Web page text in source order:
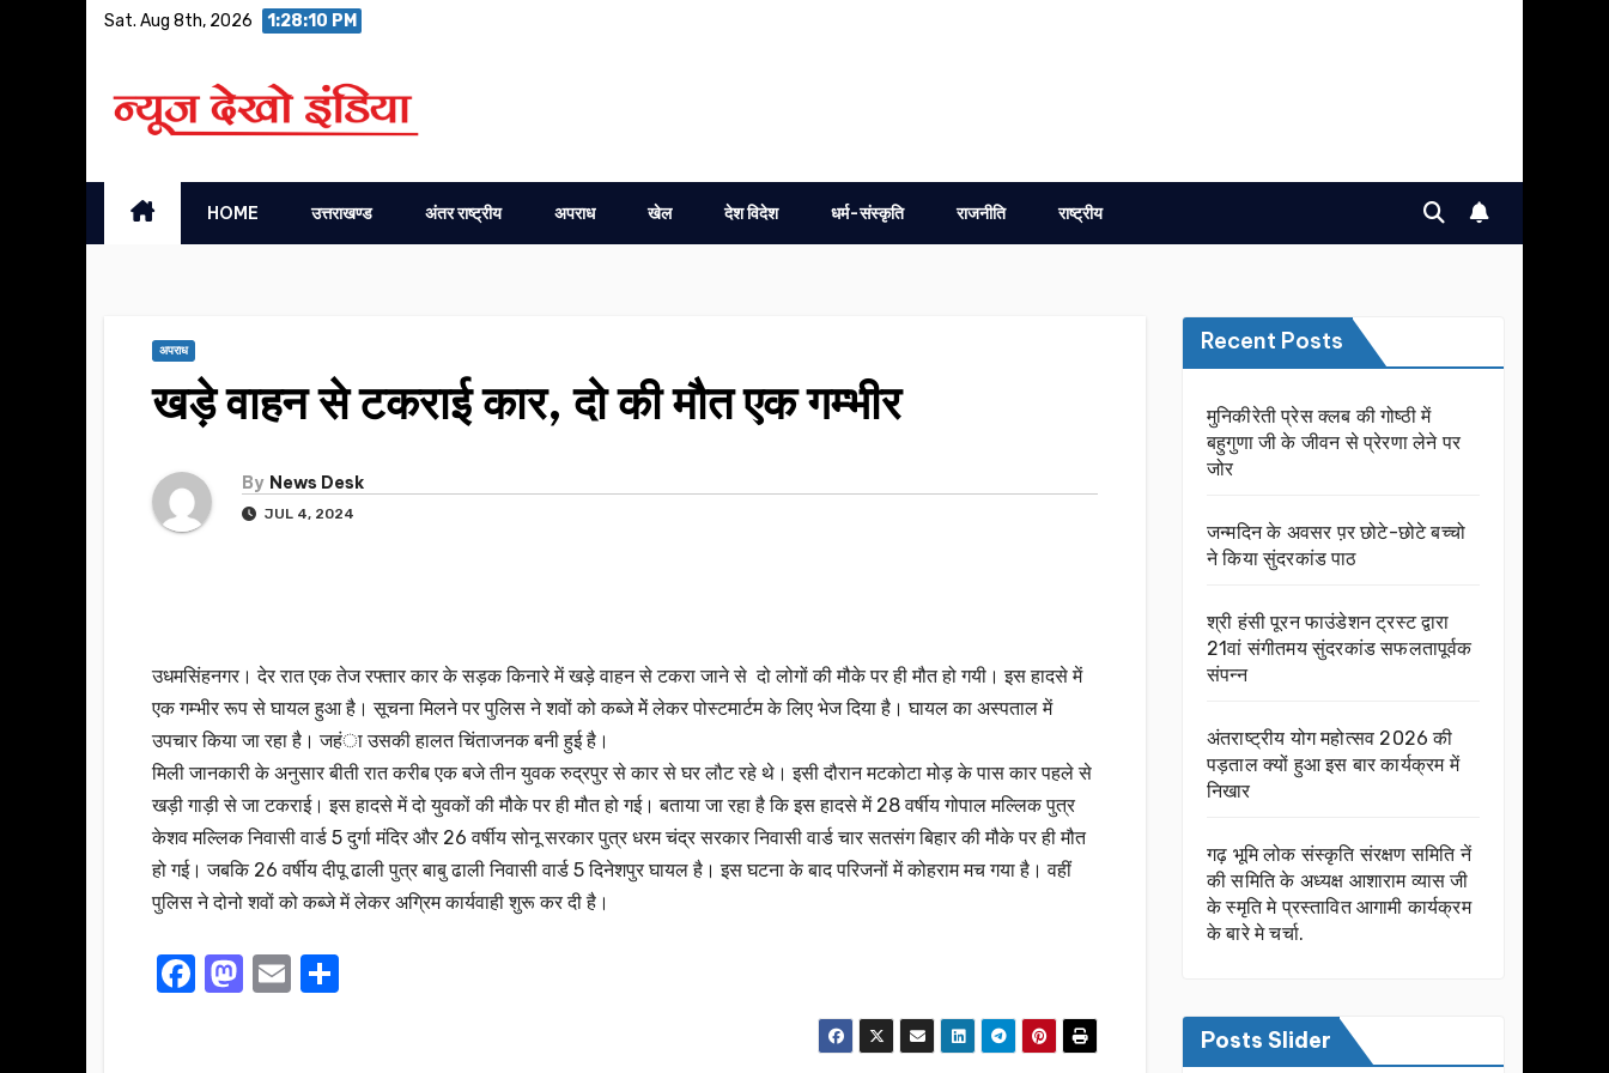
Sat. Aug 8th, 2026 1:28:11 PM
HOME उत्तराखण्ड अंतर राष्ट्रीय अपराध खेल देश विदेश धर्म-संस्कृति राजनीति राष्ट्रीय
अपराध
खड़े वाहन से टकराई कार, दो की मौत एक गम्भीर
By News Desk
JUL 4, 2024
उधमसिंहनगर। देर रात एक तेज रफ्तार कार के सड़क किनारे में खड़े वाहन से टकरा जाने से दो लोगों की मौके पर ही मौत हो गयी। इस हादसे में
एक गम्भीर रूप से घायल हुआ है। सूचना मिलने पर पुलिस ने शवों को कब्जे मेें लेकर पोस्टमार्टम के लिए भेज दिया है। घायल का अस्पताल में
उपचार किया जा रहा है। जहंा उसकी हालत चिंताजनक बनी हुई है।
मिली जानकारी के अनुसार बीती रात करीब एक बजे तीन युवक रुद्रपुर से कार से घर लौट रहे थे। इसी दौरान मटकोटा मोड़ के पास कार पहले से
खड़ी गाड़ी से जा टकराई। इस हादसे में दो युवकों की मौके पर ही मौत हो गई। बताया जा रहा है कि इस हादसे में 28 वर्षीय गोपाल मल्लिक पुत्र
केशव मल्लिक निवासी वार्ड 5 दुर्गा मंदिर और 26 वर्षीय सोनू सरकार पुत्र धरम चंद्र सरकार निवासी वार्ड चार सतसंग बिहार की मौके पर ही मौत
हो गई। जबकि 26 वर्षीय दीपू ढाली पुत्र बाबु ढाली निवासी वार्ड 5 दिनेशपुर घायल है। इस घटना के बाद परिजनों में कोहराम मच गया है। वहीं
पुलिस ने दोनो शवों को कब्जे में लेकर अग्रिम कार्यवाही शुरू कर दी है।
F
M E
Recent Posts
मुनिकीरेती प्रेस क्लब की गोष्ठी में
बहुगुणा जी के जीवन से प्रेरणा लेने पर
जोर
जन्मदिन के अवसर प़र छोटे-छोटे बच्चो
ने किया सुंदरकांड पाठ
श्री हंसी पूरन फाउंडेशन ट्रस्ट द्वारा
21वां संगीतमय सुंदरकांड सफलतापूर्वक
संपन्न
अंतराष्ट्रीय योग महोत्सव 2026 की
पड़ताल क्यों हुआ इस बार कार्यक्रम में
निखार
गढ़ भूमि लोक संस्कृति संरक्षण समिति नें
की समिति के अध्यक्ष आशाराम व्यास जी
के स्मृति मे प्रस्तावित आगामी कार्यक्रम
के बारे मे चर्चा.
Posts Slider